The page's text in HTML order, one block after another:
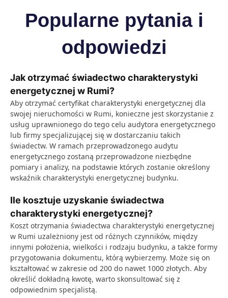
Popularne pytania i
odpowiedzi
Jak otrzymać świadectwo charakterystyki
energetycznej w Rumi?
Aby otrzymać certyfikat charakterystyki energetycznej dla
swojej nieruchomości w Rumi, konieczne jest skorzystanie z
usług uprawnionego do tego celu audytora energetycznego
lub firmy specjalizującej się w dostarczaniu takich
świadectw. W ramach przeprowadzonego audytu
energetycznego zostaną przeprowadzone niezbędne
pomiary i analizy, na podstawie których zostanie określony
wskaźnik charakterystyki energetycznej budynku.
Ile kosztuje uzyskanie świadectwa
charakterystyki energetycznej?
Koszt otrzymania świadectwa charakterystyki energetycznej
w Rumi uzależniony jest od różnych czynników, między
innymi położenia, wielkości i rodzaju budynku, a także formy
przygotowania dokumentu, którą wybierzemy. Może się on
kształtować w zakresie od 200 do nawet 1000 złotych. Aby
określić dokładną kwotę, warto skonsultować się z
odpowiednim specjalistą.